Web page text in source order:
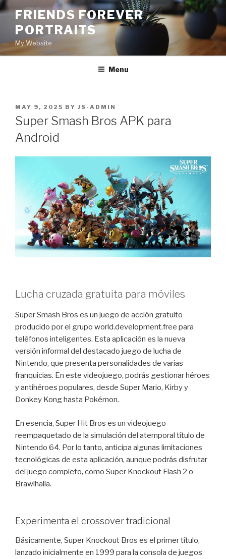
Skip
content
FRIENDS FOREVER
PORTRAITS
My Website
Menu
POSTED
ON
MAY 9, 2025 BY JS-ADMIN
Super Smash Bros APK para
Android
Lucha cruzada gratuita para móviles
Super Smash Bros es un juego de acción gratuito
producido por el grupo world.development.free para
teléfonos inteligentes. Esta aplicación es la nueva
versión informal del destacado juego de lucha de
Nintendo, que presenta personalidades de varias
franquicias. En este videojuego, podrás gestionar héroes
y antihéroes populares, desde Super Mario, Kirby y
Donkey Kong hasta Pokémon.
En esencia, Super Hit Bros es un videojuego
reempaquetado de la simulación del atemporal título de
Nintendo 64. Por lo tanto, anticipa algunas limitaciones
tecnológicas de esta aplicación, aunque podrás disfrutar
del juego completo, como Super Knockout Flash 2 o
Brawlhalla.
Experimenta el crossover tradicional
Básicamente, Super Knockout Bros es el primer título,
lanzado inicialmente en 1999 para la consola de juegos